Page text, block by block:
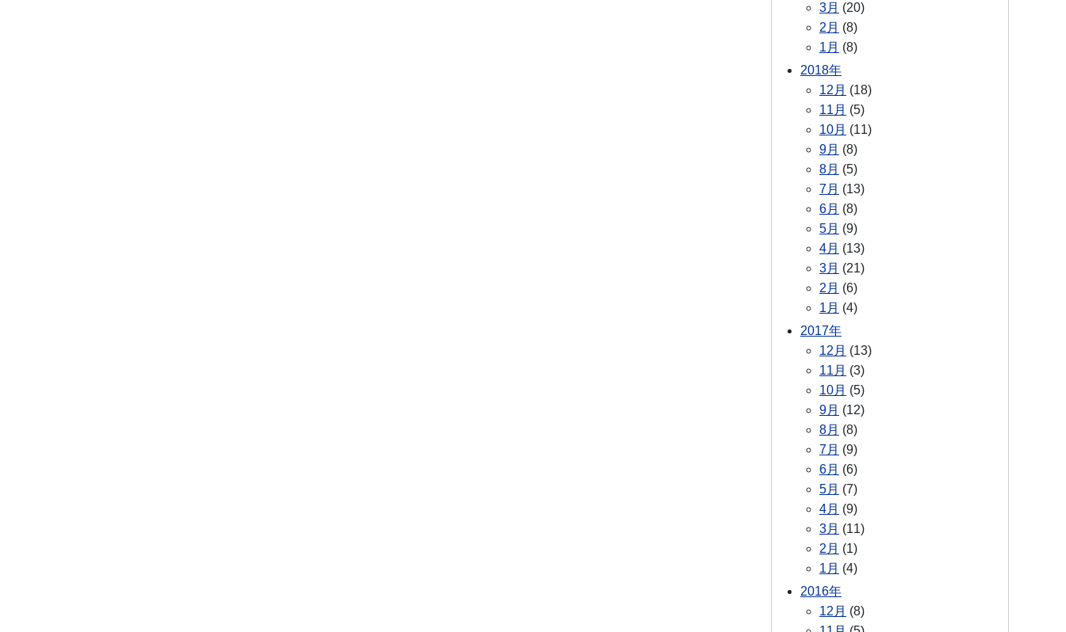
3月 (20)
2月 (8)
1月 (8)
2018年
12月 (18)
11月 (5)
10月 (11)
9月 (8)
8月 (5)
7月 (13)
6月 (8)
5月 (9)
4月 (13)
3月 (21)
2月 (6)
1月 (4)
2017年
12月 (13)
11月 (3)
10月 (5)
9月 (12)
8月 (8)
7月 (9)
6月 (6)
5月 (7)
4月 (9)
3月 (11)
2月 (1)
1月 (4)
2016年
12月 (8)